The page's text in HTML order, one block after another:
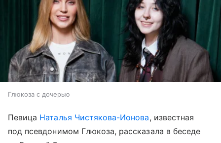
Глюкоза с дочерью
Певица Наталья Чистякова-Ионова, известная
под псевдонимом Глюкоза, рассказала в беседе